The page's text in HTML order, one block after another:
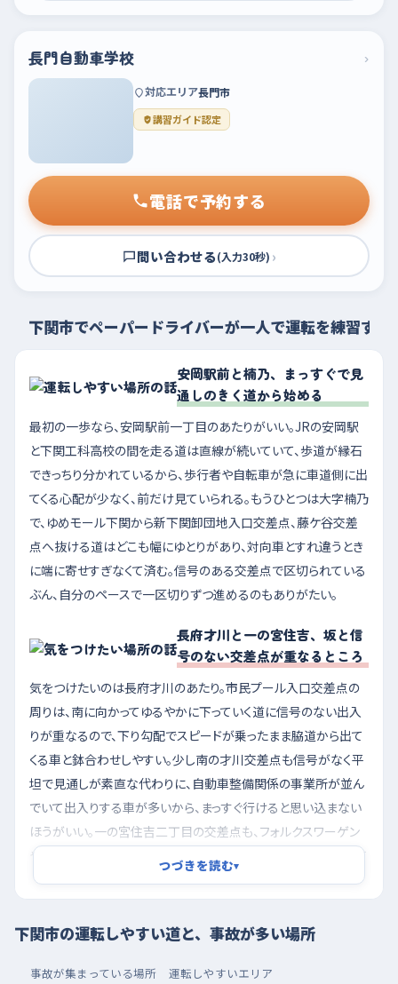
長門自動車学校 ›
対応エリア長門市
講習ガイド認定
電話で予約する
問い合わせる(入力30秒) ›
下関市でペーパードライバーが一人で運転を練習する
安岡駅前と楠乃、まっすぐで見
通しのきく道から始める
最初の一歩なら、安岡駅前一丁目のあたりがいい。JRの安岡駅
と下関工科高校の間を走る道は直線が続いていて、歩道が縁石
できっちり分かれているから、歩行者や自転車が急に車道側に出
てくる心配が少なく、前だけ見ていられる。もうひとつは大字楠乃
で、ゆめモール下関から新下関卸団地入口交差点、藤ケ谷交差
点へ抜ける道はどこも幅にゆとりがあり、対向車とすれ違うとき
に端に寄せすぎなくて済む。信号のある交差点で区切られている
ぶん、自分のペースで一区切りずつ進めるのもありがたい。
長府才川と一の宮住吉、坂と信
号のない交差点が重なるところ
気をつけたいのは長府才川のあたり。市民プール入口交差点の
周りは、南に向かってゆるやかに下っていく道に信号のない出入
りが重なるので、下り勾配でスピードが乗ったまま脇道から出て
くる車と鉢合わせしやすい。少し南の才川交差点も信号がなく平
坦で見通しが素直な代わりに、自動車整備関係の事業所が並ん
でいて出入りする車が多いから、まっすぐ行けると思い込まない
ほうがいい。一の宮住吉二丁目の交差点も、フォルクスワーゲン
やネッツトヨタ、給油所が集まる場所で、北へ下りながら曲がって
くる車と、店に入ろうと減速する車が同じ場所で重なる。下り坂で
は早めにブレーキを踏み、交差点の手前でいったん速度を落とす
癖をつけておくと安心だ。
夕方の混み合う時間を避け、大型店の駐車場で車庫入
つづきを読む▾
下関市の運転しやすい道と、事故が多い場所
事故が集まっている場所 運転しやすいエリア